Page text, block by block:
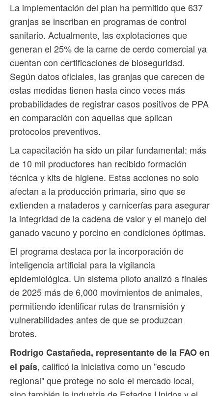
La implementación del plan ha permitido que 637
granjas se inscriban en programas de control
sanitario. Actualmente, las explotaciones que
generan el 25% de la carne de cerdo comercial ya
cuentan con certificaciones de bioseguridad.
Según datos oficiales, las granjas que carecen de
estas medidas tienen hasta cinco veces más
probabilidades de registrar casos positivos de PPA
en comparación con aquellas que aplican
protocolos preventivos.
La capacitación ha sido un pilar fundamental: más
de 10 mil productores han recibido formación
técnica y kits de higiene. Estas acciones no solo
afectan a la producción primaria, sino que se
extienden a mataderos y carnicerías para asegurar
la integridad de la cadena de valor y el manejo del
ganado vacuno y porcino en condiciones óptimas.
El programa destaca por la incorporación de
inteligencia artificial para la vigilancia
epidemiológica. Un sistema piloto analizó a finales
de 2025 más de 6,000 movimientos de animales,
permitiendo identificar rutas de transmisión y
vulnerabilidades antes de que se produzcan
brotes.
Rodrigo Castañeda, representante de la FAO en
el país, calificó la iniciativa como un "escudo
regional" que protege no solo el mercado local,